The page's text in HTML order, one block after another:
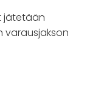
jätetään
varausjakson